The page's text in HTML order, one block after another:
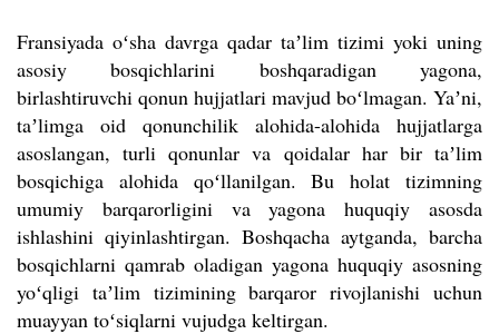
Fransiyada oʻsha davrga qadar taʼlim tizimi yoki uning
asosiy bosqichlarini boshqaradigan yagona,
birlashtiruvchi qonun hujjatlari mavjud boʻlmagan. Yaʼni,
taʼlimga oid qonunchilik alohida-alohida hujjatlarga
asoslangan, turli qonunlar va qoidalar har bir taʼlim
bosqichiga alohida qoʻllanilgan. Bu holat tizimning
umumiy barqarorligini va yagona huquqiy asosda
ishlashini qiyinlashtirgan. Boshqacha aytganda, barcha
bosqichlarni qamrab oladigan yagona huquqiy asosning
yoʻqligi taʼlim tizimining barqaror rivojlanishi uchun
muayyan toʻsiqlarni vujudga keltirgan.